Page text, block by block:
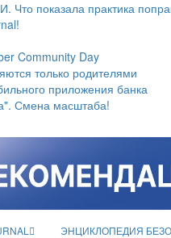
Что показала практика
Community Day
только родителями
приложения банка
Смена масштаба!
ЭНЦИКЛОПЕДИЯ